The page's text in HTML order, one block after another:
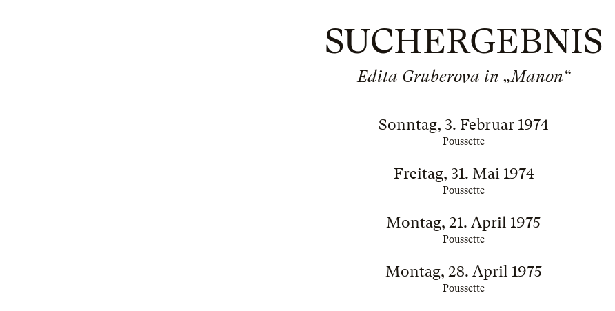
SUCHERGEBNIS
Edita Gruberova in „Manon“
Sonntag, 3. Februar 1974
Poussette
Freitag, 31. Mai 1974
Poussette
Montag, 21. April 1975
Poussette
Montag, 28. April 1975
Poussette